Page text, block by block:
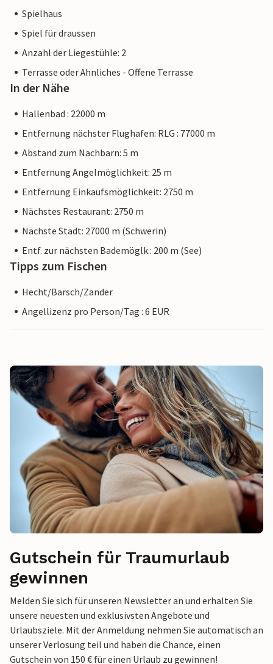
Spielhaus
Spiel für draussen
Anzahl der Liegestühle: 2
Terrasse oder Ähnliches - Offene Terrasse
In der Nähe
Hallenbad : 22000 m
Entfernung nächster Flughafen: RLG : 77000 m
Abstand zum Nachbarn: 5 m
Entfernung Angelmöglichkeit: 25 m
Entfernung Einkaufsmöglichkeit: 2750 m
Nächstes Restaurant: 2750 m
Nächste Stadt: 27000 m (Schwerin)
Entf. zur nächsten Bademöglk.: 200 m (See)
Tipps zum Fischen
Hecht/Barsch/Zander
Angellizenz pro Person/Tag : 6 EUR
Gutschein für Traumurlaub
gewinnen
Melden Sie sich für unseren Newsletter an und erhalten Sie
unsere neuesten und exklusivsten Angebote und
Urlaubsziele. Mit der Anmeldung nehmen Sie automatisch an
unserer Verlosung teil und haben die Chance, einen
Gutschein von 150 € für einen Urlaub zu gewinnen!